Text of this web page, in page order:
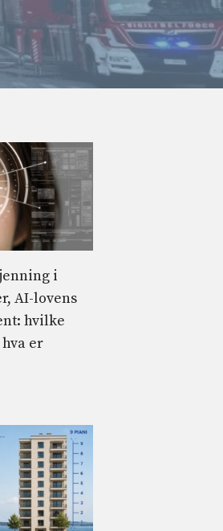
i
AI-lovens
hvilke
er